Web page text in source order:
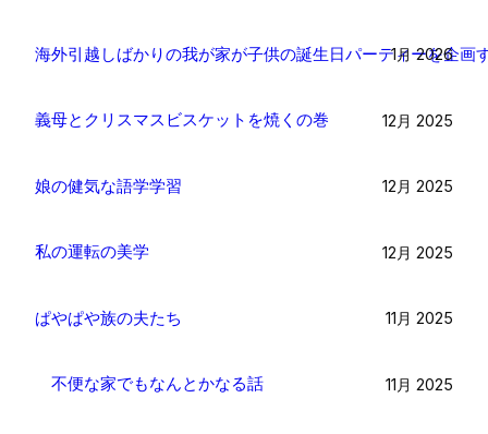
海外引越しばかりの我が家が子供の誕生日パーティーを企画
1月 2026
義母とクリスマスビスケットを焼くの巻 12月 2025
娘の健気な語学学習 12月 2025
私の運転の美学 12月 2025
ぱやぱや族の夫たち 11月 2025
不便な家でもなんとかなる話 11月 2025